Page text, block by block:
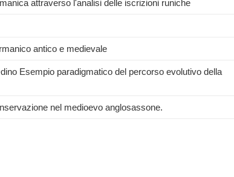
attraverso l'analisi delle iscrizioni runiche
antico e medievale
Esempio paradigmatico del percorso evolutivo della
nel medioevo anglosassone.